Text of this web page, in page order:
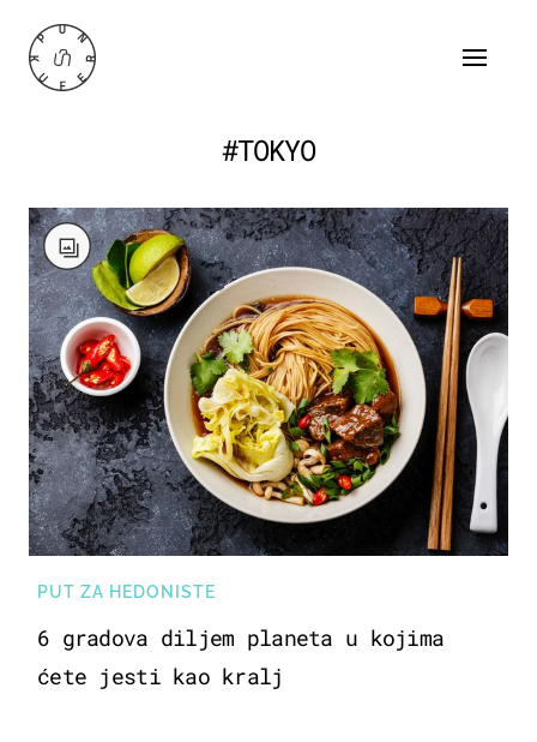
#TOKYO
PUT ZA HEDONISTE
6 gradova diljem planeta u kojima
ćete jesti kao kralj